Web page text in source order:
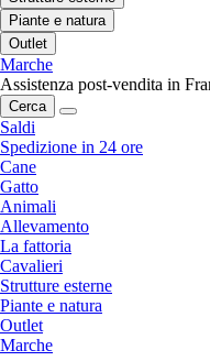
Piante e natura
Outlet
Marche
Assistenza post-vendita in
Cerca
Saldi
Spedizione in 24 ore
Cane
Gatto
Animali
Allevamento
La fattoria
Cavalieri
Strutture esterne
Piante e natura
Outlet
Marche